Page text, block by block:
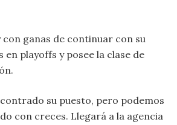
ganas de continuar con su
playoffs y posee la clase de
su puesto, pero podemos
con creces. Llegará a la agencia